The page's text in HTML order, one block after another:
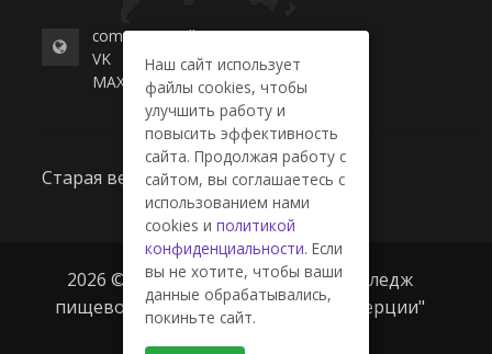
commerce-college.ru
VK
MAX
Старая версия сайта
2026 © ГАПОУ ПО "Пензенский колледж
пищевой промышленности и коммерции"
Наш сайт использует
файлы cookies, чтобы
улучшить работу и
повысить эффективность
сайта. Продолжая работу с
сайтом, вы соглашаетесь с
использованием нами
cookies и политикой
конфиденциальности. Если
вы не хотите, чтобы ваши
данные обрабатывались,
покиньте сайт.